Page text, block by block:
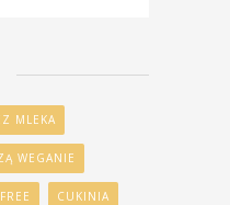
MLEKA
WEGANIE
CUKINIA